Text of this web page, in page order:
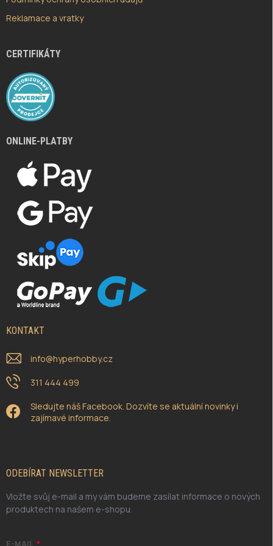
Reklamace a vratky
CERTIFIKÁTY
ONLINE-PLATBY
KONTAKT
info@hyperhobby.cz
311 444 499
Sledujte náš Facebook. Dozvíte se aktuální novinky i
zajímavé informace.
ODEBÍRAT NEWSLETTER
Vložte svůj e-mail a my vám budeme zasílat informace o nových
produktech na našem e-shopu.
E-MAIL